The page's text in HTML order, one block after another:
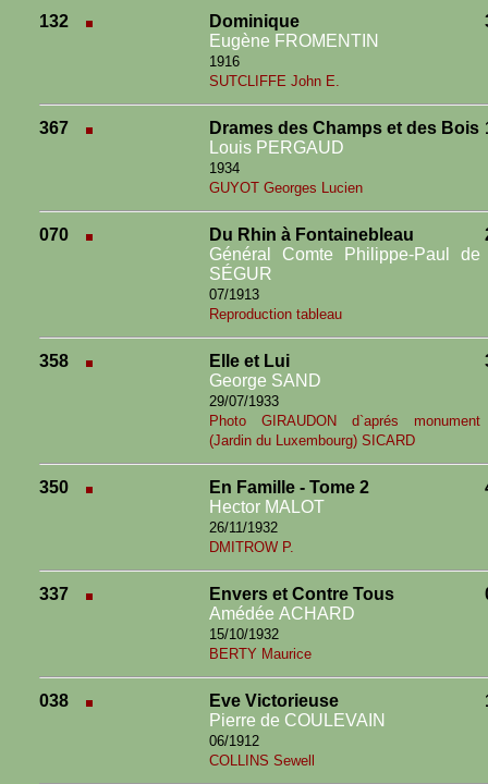
132
Dominique
Eugène FROMENTIN
1916
SUTCLIFFE John E.
367
Drames des Champs et des Bois
Louis PERGAUD
1934
GUYOT Georges Lucien
070
Du Rhin à Fontainebleau
Général Comte Philippe-Paul de
SÉGUR
07/1913
Reproduction tableau
358
Elle et Lui
George SAND
29/07/1933
Photo GIRAUDON d`aprés monument
(Jardin du Luxembourg) SICARD
350
En Famille - Tome 2
Hector MALOT
26/11/1932
DMITROW P.
337
Envers et Contre Tous
Amédée ACHARD
15/10/1932
BERTY Maurice
038
Eve Victorieuse
Pierre de COULEVAIN
06/1912
COLLINS Sewell